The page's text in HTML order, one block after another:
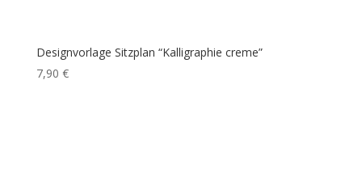
Designvorlage Sitzplan “Kalligraphie creme”
7,90 €